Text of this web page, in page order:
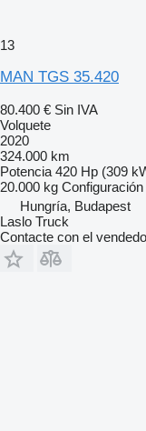
13
MAN TGS 35.420
80.400 € Sin IVA
Volquete
2020
324.000 km
Potencia 420 Hp (309
20.000 kg Configuración
Hungría, Budapest
Laslo Truck
Contacte con el